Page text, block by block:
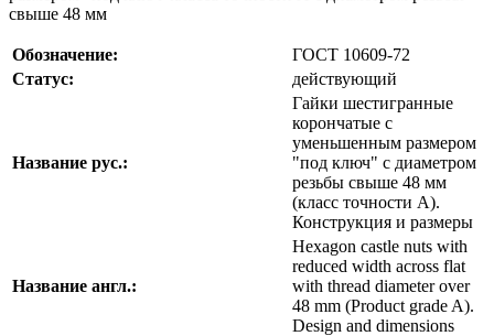
свыше 48 мм
Обозначение:
ГОСТ 10609-72
Статус:
действующий
Название рус.:
Гайки шестигранные
корончатые с
уменьшенным размером
"под ключ" с диаметром
резьбы свыше 48 мм
(класс точности А).
Конструкция и размеры
Название англ.:
Hexagon castle nuts with
reduced width across flat
with thread diameter over
48 mm (Product grade A).
Design and dimensions